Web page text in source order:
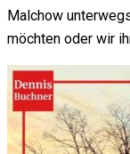
Malchow
möchten oder wir